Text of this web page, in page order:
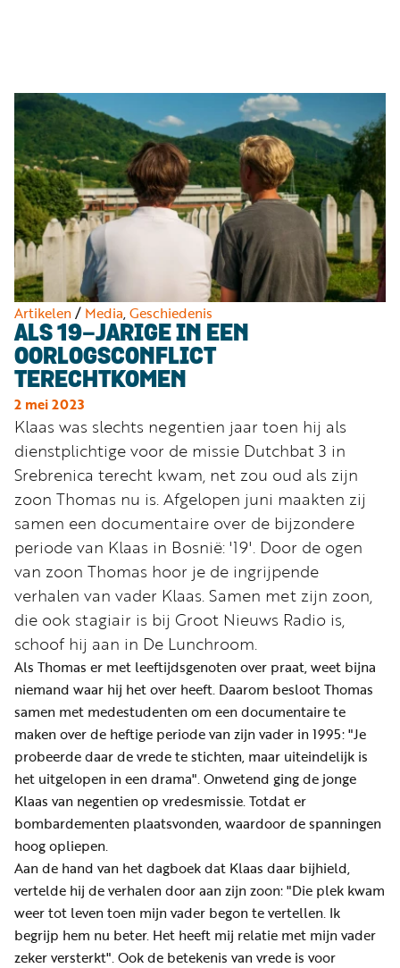
Artikelen/ Media,Geschiedenis
ALS 19-JARIGE IN EEN
OORLOGSCONFLICT
TERECHTKOMEN
2 mei 2023
Klaas was slechts negentien jaar toen hij als
dienstplichtige voor de missie Dutchbat 3 in
Srebrenica terecht kwam, net zou oud als zijn
zoon Thomas nu is. Afgelopen juni maakten zij
samen een documentaire over de bijzondere
periode van Klaas in Bosnië: '19'. Door de ogen
van zoon Thomas hoor je de ingrijpende
verhalen van vader Klaas. Samen met zijn zoon,
die ook stagiair is bij Groot Nieuws Radio is,
schoof hij aan in De Lunchroom.
Als Thomas er met leeftijdsgenoten over praat, weet bijna
niemand waar hij het over heeft. Daarom besloot Thomas
samen met medestudenten om een documentaire te
maken over de heftige periode van zijn vader in 1995: "Je
probeerde daar de vrede te stichten, maar uiteindelijk is
het uitgelopen in een drama". Onwetend ging de jonge
Klaas van negentien op vredesmissie. Totdat er
bombardementen plaatsvonden, waardoor de spanningen
hoog opliepen.
Aan de hand van het dagboek dat Klaas daar bijhield,
vertelde hij de verhalen door aan zijn zoon: "Die plek kwam
weer tot leven toen mijn vader begon te vertellen. Ik
begrijp hem nu beter. Het heeft mij relatie met mijn vader
zeker versterkt". Ook de betekenis van vrede is voor
Podcasts
Muziek
Artikelen
Kanalen
Steun
onze
missie
Info
Word
nu
vriend
Businessclub
Adverteren
Winkel
Privacy
reglement
Algemene
voorwaarden